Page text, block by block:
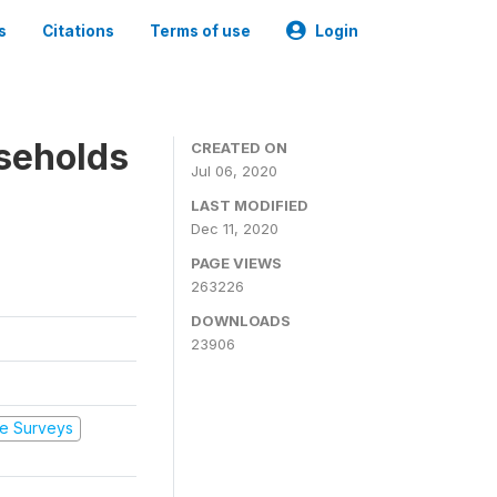
Citations Terms of use Login
Surveys
CREATED ON
Jul 06, 2020
LAST MODIFIED
Dec 11, 2020
PAGE VIEWS
263226
DOWNLOADS
23906